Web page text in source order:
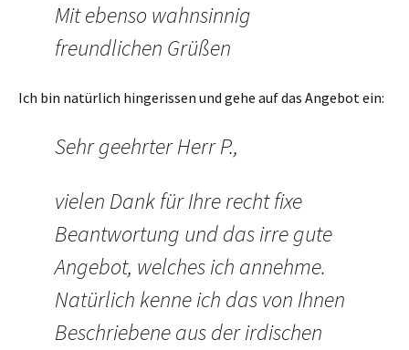
Mit ebenso wahnsinnig
freundlichen Grüßen
Ich bin natürlich hingerissen und gehe auf das Angebot ein:
Sehr geehrter Herr P.,
vielen Dank für Ihre recht fixe
Beantwortung und das irre gute
Angebot, welches ich annehme.
Natürlich kenne ich das von Ihnen
Beschriebene aus der irdischen